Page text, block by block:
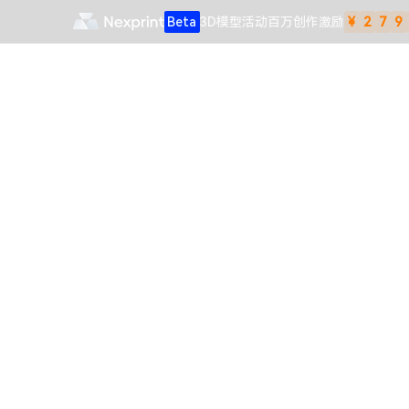
Beta 3D模型活动百万创作激励 ¥ 2 7 9